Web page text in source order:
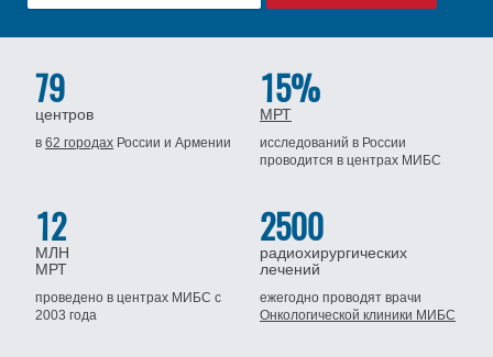
79
центров
в62 городах Россиии Армении
15%
МРТ
исследований в России
проводится в центрах МИБС
12
МЛН
МРТ
проведено в центрах МИБСс
2003 года
2500
радиохирургических
лечений
ежегодно проводят врачи
Онкологической клиники МИБС